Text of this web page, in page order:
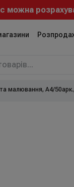
можна
малювання, А4/